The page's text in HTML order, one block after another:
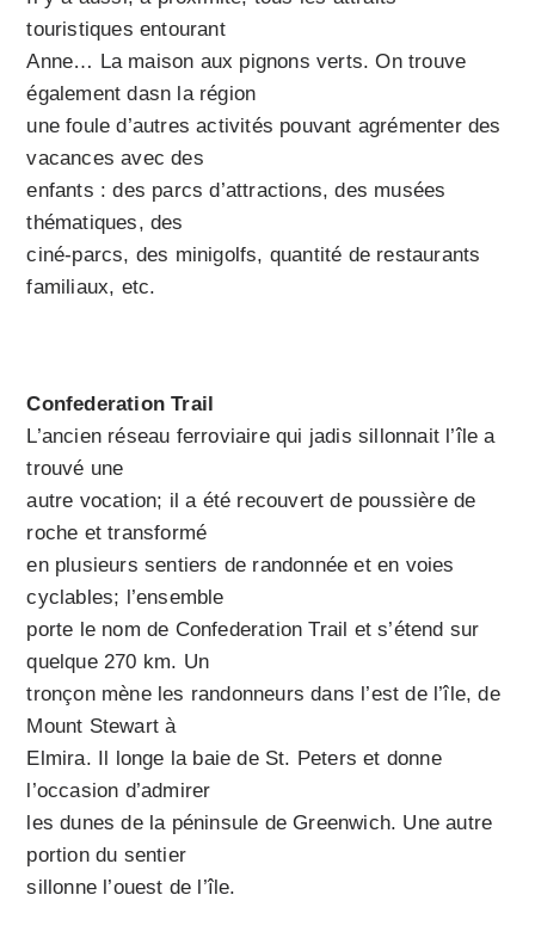
touristiques entourant
Anne… La maison aux pignons verts. On trouve
également dasn la région
une foule d’autres activités pouvant agrémenter des
vacances avec des
enfants : des parcs d’attractions, des musées
thématiques, des
ciné-parcs, des minigolfs, quantité de restaurants
familiaux, etc.
Confederation Trail
L’ancien réseau ferroviaire qui jadis sillonnait l’île a
trouvé une
autre vocation; il a été recouvert de poussière de
roche et transformé
en plusieurs sentiers de randonnée et en voies
cyclables; l’ensemble
porte le nom de Confederation Trail et s’étend sur
quelque 270 km. Un
tronçon mène les randonneurs dans l’est de l’île, de
Mount Stewart à
Elmira. Il longe la baie de St. Peters et donne
l’occasion d’admirer
les dunes de la péninsule de Greenwich. Une autre
portion du sentier
sillonne l’ouest de l’île.